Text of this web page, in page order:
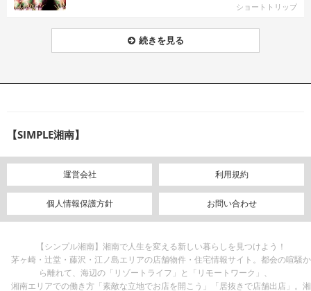
ショートトリップ
続きを見る
【SIMPLE湘南】
運営会社 利用規約
個人情報保護方針 お問い合わせ
【シンプル湘南】湘南で人生を変える新しい暮らしを見つけよう！
茅ヶ崎・辻堂・藤沢・江ノ島エリアの店舗物件・住宅情報サイト。都会の喧騒か
ら離れて、海辺の「リゾートライフ」と「リモートワーク」、
湘南エリアでの働き方「素敵な立地でお店を開こう」「居抜きで店舗出店」。湘